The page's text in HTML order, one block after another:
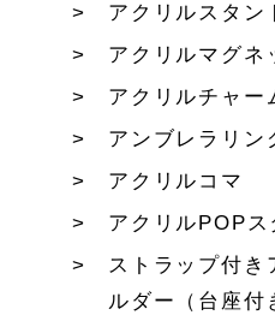
アクリルスタン
アクリルマグネ
アクリルチャー
アンブレラリン
アクリルコマ
アクリルPOPス
ストラップ付き
ルダー（台座付